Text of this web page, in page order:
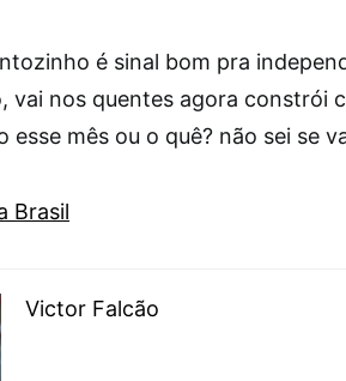
é sinal bom pra
vai nos quentes agora constrói
esse mês ou o quê? não sei se
Brasil
Victor Falcão